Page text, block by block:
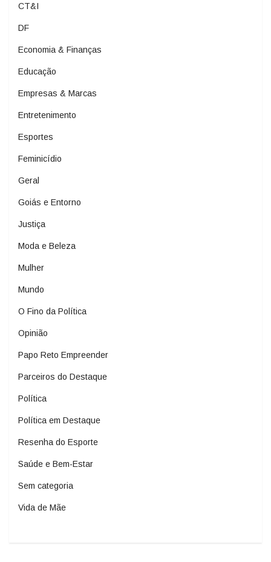
CT&I
DF
Economia & Finanças
Educação
Empresas & Marcas
Entretenimento
Esportes
Feminicídio
Geral
Goiás e Entorno
Justiça
Moda e Beleza
Mulher
Mundo
O Fino da Política
Opinião
Papo Reto Empreender
Parceiros do Destaque
Política
Política em Destaque
Resenha do Esporte
Saúde e Bem-Estar
Sem categoria
Vida de Mãe